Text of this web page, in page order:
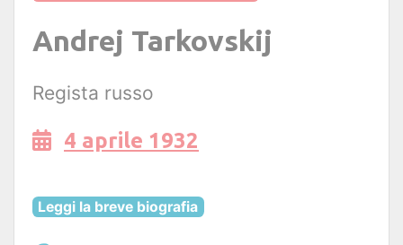
Andrej Tarkovskij
Regista russo
4 aprile 1932
Leggi la breve biografia